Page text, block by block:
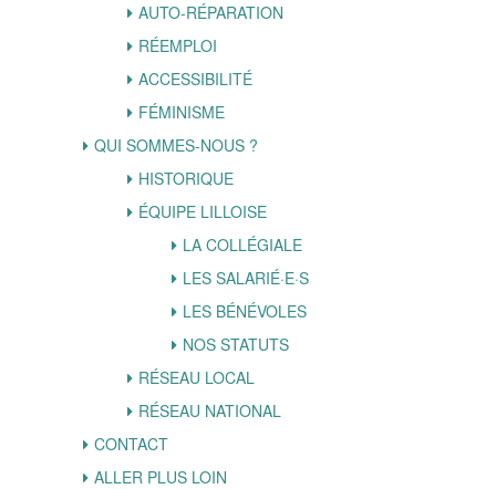
AUTO-RÉPARATION
RÉEMPLOI
ACCESSIBILITÉ
FÉMINISME
QUI SOMMES-NOUS ?
HISTORIQUE
ÉQUIPE LILLOISE
LA COLLÉGIALE
LES SALARIÉ·E·S
LES BÉNÉVOLES
NOS STATUTS
RÉSEAU LOCAL
RÉSEAU NATIONAL
CONTACT
ALLER PLUS LOIN